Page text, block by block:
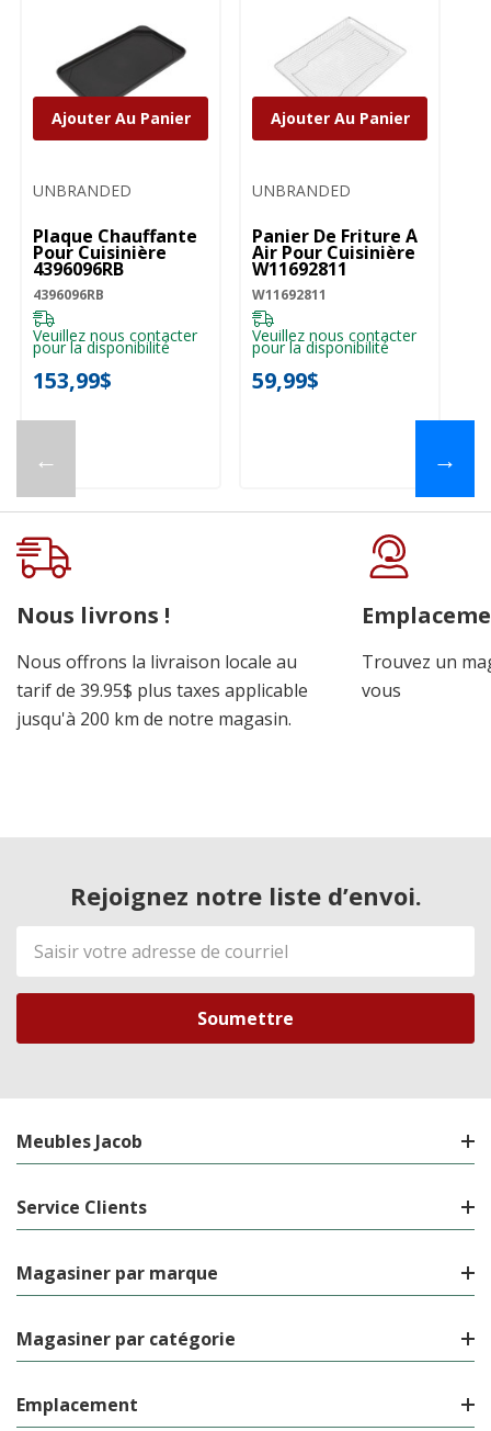
←
UNBRANDED
Plaque Chauffante
Pour Cuisinière
4396096RB
4396096RB
Veuillez nous contacter
pour la disponibilité
153,99$
Ajouter Au Panier
UNBRANDED
Panier De Friture À
Air Pour Cuisinière
W11692811
W11692811
Veuillez nous contacter
pour la disponibilité
59,99$
Ajouter Au Panier
→
Nous livrons !
Nous offrons la livraison locale au
tarif de 39.95$ plus taxes applicable
jusqu'à 200 km de notre magasin.
Trouvez un
vous
Rejoignez notre liste d’envoi.
Adresse
de
courriel
Meubles Jacob
Service Clients
Magasiner par marque
Magasiner par catégorie
Emplacement